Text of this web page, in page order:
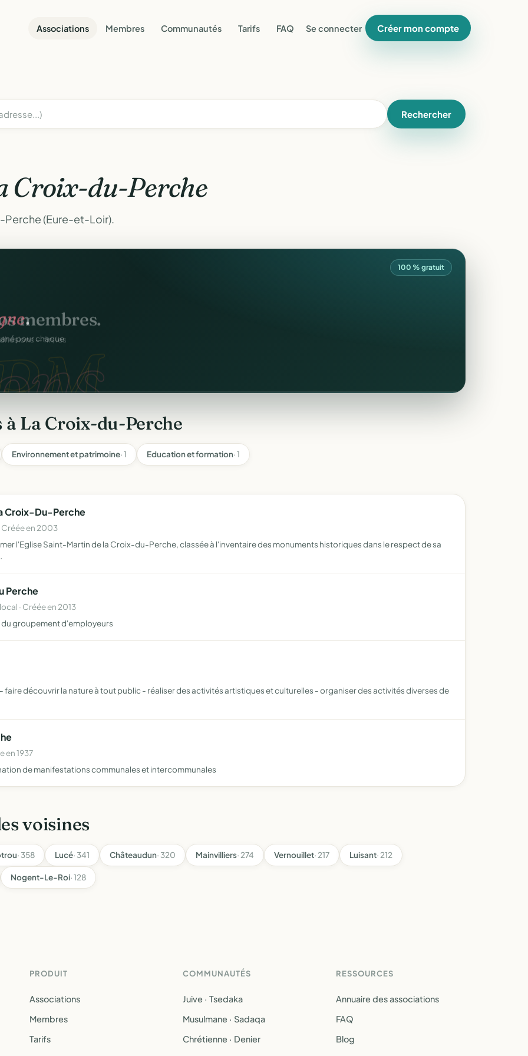
Associations Membres Communautés Tarifs FAQ Se connecter Créer mon compte
Rechercher
Croix-du-Perche
Perche (Eure-et-Loir).
100 % gratuit
membres.
— fini les
.
pour chaque
La Croix-du-Perche
Environnement et patrimoine· 1 Education et formation· 1
Croix-Du-Perche
Créée en 2003
l'Eglise Saint-Martin de la Croix-du-Perche, classée à l'inventaire des monuments historiques dans le respect de sa
Perche
· Créée en 2013
du groupement d'employeurs
faire découvrir la nature à tout public - réaliser des activités artistiques et culturelles - organiser des activités diverses de
en 1937
de manifestations communales et intercommunales
voisines
· 358 Lucé· 341 Châteaudun· 320 Mainvilliers· 274 Vernouillet· 217 Luisant· 212
Nogent-Le-Roi· 128
PRODUIT
Associations
Membres
Tarifs
COMMUNAUTÉS
Juive · Tsedaka
Musulmane · Sadaqa
Chrétienne · Denier
RESSOURCES
Annuaire des associations
FAQ
Blog